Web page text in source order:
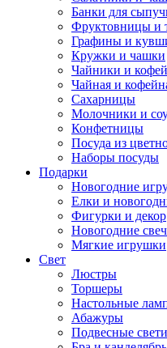
Банки для
Фруктовницы и
Графины и
Кружки и чашки
Чайники и
Чайная и
Сахарницы
Молочники и
Конфетницы
Посуда из
Наборы посуды
Подарки
Новогодние
Елки и
Фигурки и декор
Новогодние
Мягкие игрушки
Свет
Люстры
Торшеры
Настольные
Абажуры
Подвесные